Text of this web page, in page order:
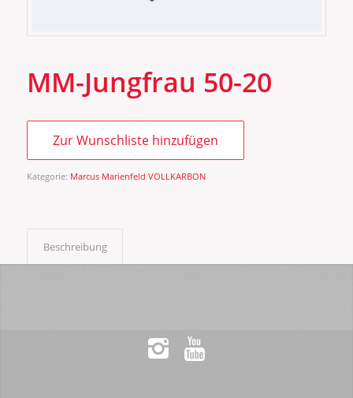
MM-Jungfrau 50-20
Zur Wunschliste hinzufügen
Kategorie: Marcus Marienfeld VOLLKARBON
Beschreibung